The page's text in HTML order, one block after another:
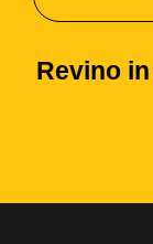
Revino